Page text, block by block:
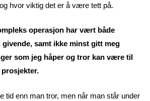
hvor viktig det er å være tett på.
operasjon har vært både
samt ikke minst gitt meg
som jeg håper og tror kan være til
prosjekter.
tid enn man tror, men når man står under